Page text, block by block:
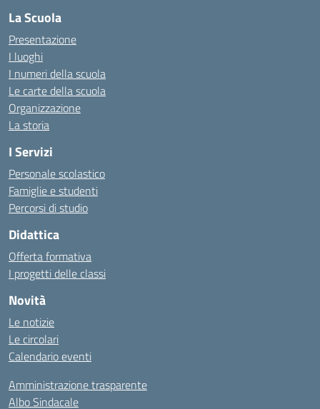
La Scuola
Presentazione
I luoghi
I numeri della scuola
Le carte della scuola
Organizzazione
La storia
I Servizi
Personale scolastico
Famiglie e studenti
Percorsi di studio
Didattica
Offerta formativa
I progetti delle classi
Novità
Le notizie
Le circolari
Calendario eventi
Amministrazione trasparente
Albo Sindacale